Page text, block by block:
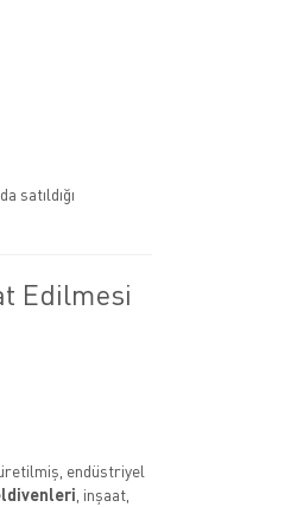
satıldığı
Edilmesi
endüstriyel
, inşaat,